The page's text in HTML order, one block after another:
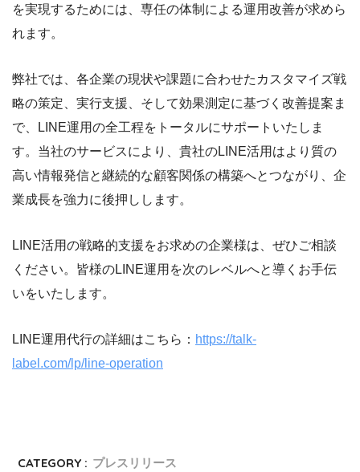
を実現するためには、専任の体制による運用改善が求めら
れます。
弊社では、各企業の現状や課題に合わせたカスタマイズ戦
略の策定、実行支援、そして効果測定に基づく改善提案ま
で、LINE運用の全工程をトータルにサポートいたしま
す。当社のサービスにより、貴社のLINE活用はより質の
高い情報発信と継続的な顧客関係の構築へとつながり、企
業成長を強力に後押しします。
LINE活用の戦略的支援をお求めの企業様は、ぜひご相談
ください。皆様のLINE運用を次のレベルへと導くお手伝
いをいたします。
LINE運用代行の詳細はこちら： https://talk-
label.com/lp/line-operation
CATEGORY : プレスリリース